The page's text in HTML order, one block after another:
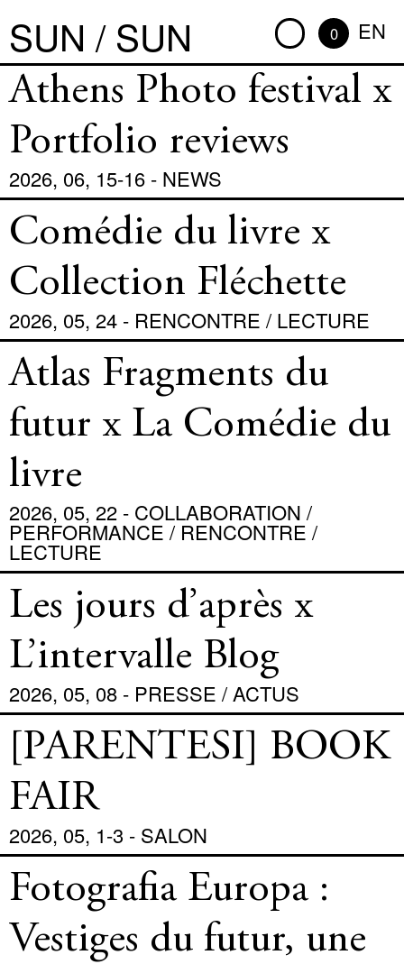
SUN / SUN 0 EN
Athens Photo festival x
Portfolio reviews
2026, 06, 15-16 - NEWS
Comédie du livre x
Collection Fléchette
2026, 05, 24 - RENCONTRE / LECTURE
Atlas Fragments du
futur x La Comédie du
livre
2026, 05, 22 - COLLABORATION /
PERFORMANCE / RENCONTRE /
LECTURE
Les jours d’après x
L’intervalle Blog
2026, 05, 08 - PRESSE / ACTUS
[PARENTESI] BOOK
FAIR
2026, 05, 1-3 - SALON
Fotografia Europa :
Vestiges du futur, une